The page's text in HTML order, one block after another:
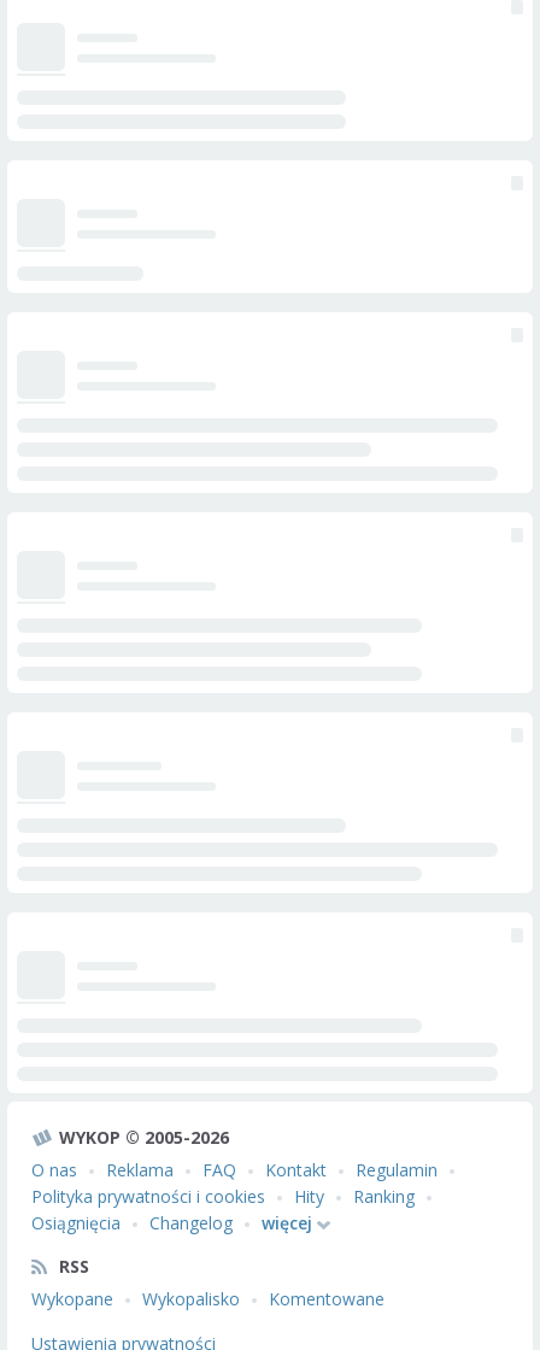
WYKOP © 2005-2026
O nas
Reklama FAQ Kontakt
Regulamin
Polityka prywatności i cookies
Hity
Ranking
Osiągnięcia
Changelog
więcej
RSS
Wykopane
Wykopalisko
Komentowane
Ustawienia prywatności